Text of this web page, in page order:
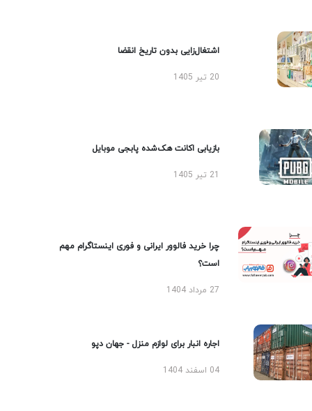
اشتغال‌زایی بدون تاریخ انقضا
20 تیر 1405
بازیابی اکانت هک‌شده پابجی موبایل
چرا خرید فالوور ایرانی و فوری اینستاگرام مهم
است؟
27 مرداد 1404
اجاره انبار برای لوازم منزل - جهان دپو
04 اسفند 1404